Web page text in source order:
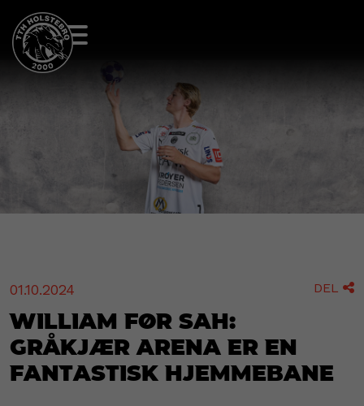
01.10.2024 DEL 
William før SAH:
Gråkjær Arena er en
fantastisk hjemmebane